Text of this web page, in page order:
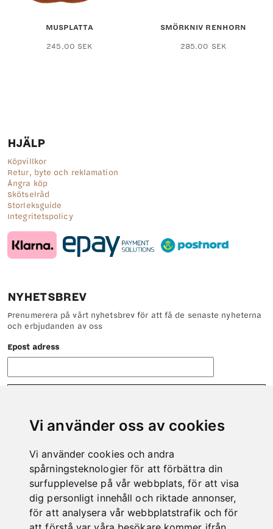
Vi använder oss av cookies
Vi använder cookies och andra
spårningsteknologier för att förbättra din
surfupplevelse på vår webbplats, för att visa
dig personligt innehåll och riktade annonser,
för att analysera vår webbplatstrafik och för
MUSPLATTA
245.00 SEK
SMÖRKNIV RENHORN
285.00 SEK
HJÄLP
Köpvillkor
Retur, byte och reklamation
Ångra köp
Skötselråd
Storleksguide
Integritetspolicy
NYHETSBREV
Prenumerera på vårt nyhetsbrev för att få de senaste nyheterna
och erbjudanden av oss
Epost adress
KONTAKT
Tveka inte att höra av dig till oss om det är något vi kan hjälpa
dig med.
Telefon: 0978-600 00
E-post:
info@kero.se